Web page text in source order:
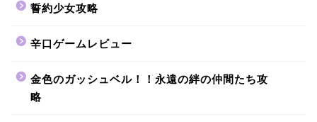
誓約少女攻略
辛口ゲームレビュー
金色のガッシュベル！！永遠の絆の仲間たち攻
略